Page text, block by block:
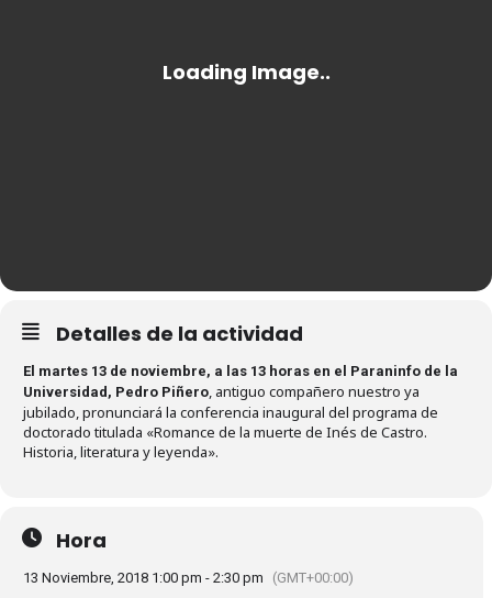
Detalles de la actividad
El martes 13 de noviembre, a las 13 horas en el Paraninfo de la
Universidad, Pedro Piñero, antiguo compañero nuestro ya
jubilado, pronunciará la conferencia inaugural del programa de
doctorado titulada «Romance de la muerte de Inés de Castro.
Historia, literatura y leyenda».
Hora
13 Noviembre, 2018 1:00 pm - 2:30 pm (GMT+00:00)